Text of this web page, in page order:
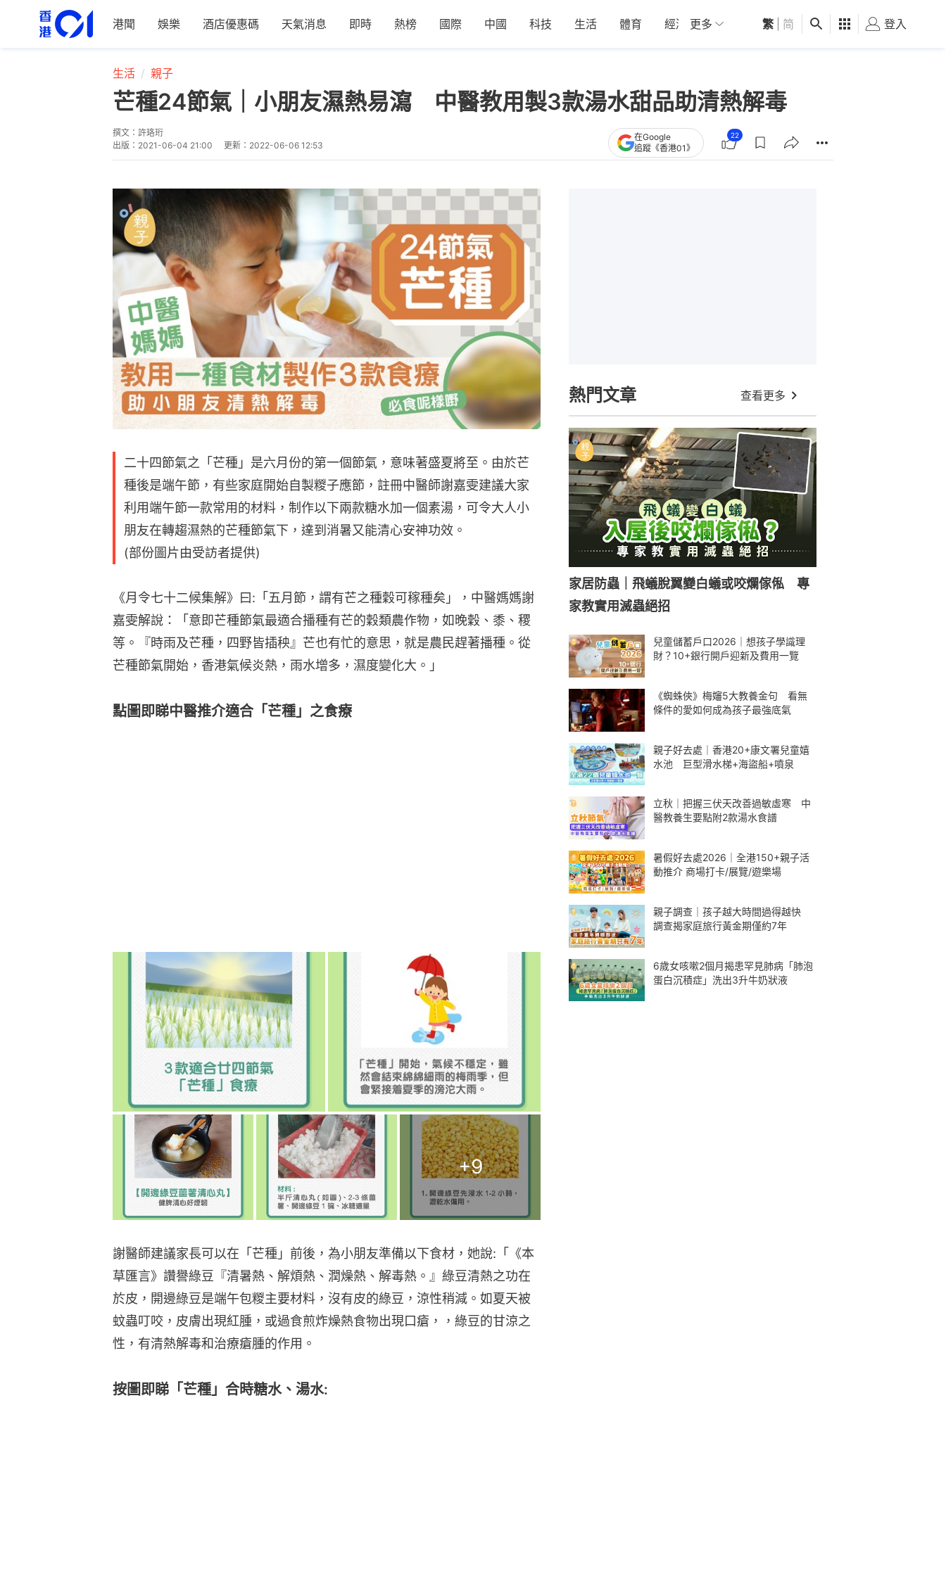
港聞 娛樂 酒店優惠碼 天氣消息 即時 熱榜 國際 中國 科技 生活 體育 經濟 01深圳 觀點 健康 好食玩飛
更多 繁 简 登入
生活 親子
芒種24節氣｜小朋友濕熱易瀉 中醫教用製3款湯水甜品助清熱解毒
撰文： 許珞珩
出版： 2021-06-04 21:00 更新： 2022-06-06 12:53
在Google
追蹤《香港01》
22
二十四節氣之「芒種」是六月份的第一個節氣，意味著盛夏將至。由於芒
種後是端午節，有些家庭開始自製糉子應節，註冊中醫師謝嘉雯建議大家
利用端午節一款常用的材料，制作以下兩款糖水加一個素湯，可令大人小
朋友在轉趨濕熱的芒種節氣下，達到消暑又能清心安神功效。
(部份圖片由受訪者提供)
《月令七十二候集解》曰:「五月節，謂有芒之種穀可稼種矣」，中醫媽媽謝
嘉雯解說：「意即芒種節氣最適合播種有芒的穀類農作物，如晚穀、黍、稷
等。『時雨及芒種，四野皆插秧』芒也有忙的意思，就是農民趕著播種。從
芒種節氣開始，香港氣候炎熱，雨水增多，濕度變化大。」
點圖即睇中醫推介適合「芒種」之食療
+9
謝醫師建議家長可以在「芒種」前後，為小朋友準備以下食材，她說:「《本
草匯言》讚譽綠豆『清暑熱、解煩熱、潤燥熱、解毒熱。』綠豆清熱之功在
於皮，開邊綠豆是端午包糉主要材料，沒有皮的綠豆，涼性稍減。如夏天被
蚊蟲叮咬，皮膚出現紅腫，或過食煎炸燥熱食物出現口瘡，，綠豆的甘涼之
性，有清熱解毒和治療瘡腫的作用。
按圖即睇「芒種」合時糖水、湯水:
熱門文章 查看更多
家居防蟲｜飛蟻脫翼變白蟻或咬爛傢俬 專
家教實用滅蟲絕招
兒童儲蓄戶口2026｜想孩子學識理
財？10+銀行開戶迎新及費用一覽
《蜘蛛俠》梅嬸5大教養金句 看無
條件的愛如何成為孩子最強底氣
親子好去處｜香港20+康文署兒童嬉
水池 巨型滑水梯+海盜船+噴泉
立秋｜把握三伏天改善過敏虛寒 中
醫教養生要點附2款湯水食譜
暑假好去處2026｜全港150+親子活
動推介 商場打卡/展覽/遊樂場
親子調查｜孩子越大時間過得越快
調查揭家庭旅行黃金期僅約7年
6歲女咳嗽2個月揭患罕見肺病「肺泡
蛋白沉積症」洗出3升牛奶狀液